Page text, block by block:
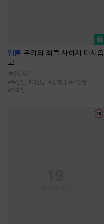
웹툰 우리의 죄를 사하지 마시옵
고
20.4만
#무심남 #다정남 #상처녀 #서양풍
#후회남